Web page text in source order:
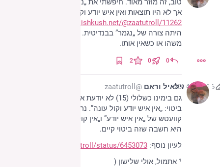
אך לא היו תוצאות ואין איש יודע וקול עונה (
kishkush.net/@zaatutroll/11262
משהו או כשאין אותו.
0
0
2
16 ביוני 2024 אילאיל וראם @zaatutroll
היא חשבה שזה ביטוי קיים.
לעיון נוסף: x.com/Lulitroll/status/6453073
¹ אתמול, אולי שלישון (